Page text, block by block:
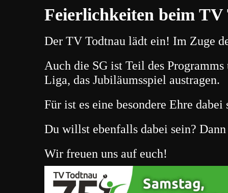
Feierlichkeiten beim TV
Der TV Todtnau lädt ein! Im Zuge
Auch die SG ist Teil des
Liga, das Jubiläumsspiel austragen.
Für ist es eine besondere Ehre
Du willst ebenfalls dabei sein?
Wir freuen uns auf euch!